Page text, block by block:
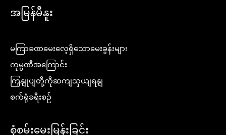
အမြန်မီနူး
မကြာခဏမေးလေ့ရှိသောမေးခွန်းများ
ကုမ္ပဏီအကြောင်း
ကြှနျုပျတို့ကိုဆကျသှယျရနျ
စက်ရုံခရီးစဉ်
စုံစမ်းမေးမြန်းခြင်း